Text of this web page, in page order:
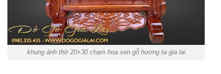
khung ảnh thờ 20×30 chạm hoa sen gỗ hương ta gia lai